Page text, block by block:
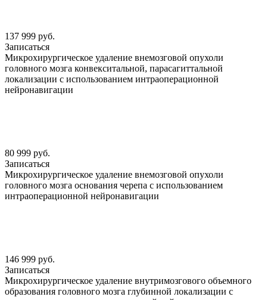
137 999 руб.
Записаться
Микрохирургическое удаление внемозговой опухоли
головного мозга конвекситальной, парасагиттальной
локализации с использованием интраоперационной
нейронавигации
80 999 руб.
Записаться
Микрохирургическое удаление внемозговой опухоли
головного мозга основания черепа с использованием
интраоперационной нейронавигации
146 999 руб.
Записаться
Микрохирургическое удаление внутримозгового объемного
образования головного мозга глубинной локализации с